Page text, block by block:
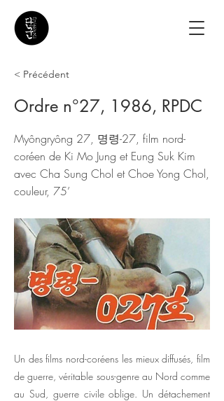
< Précédent
Ordre n°27, 1986, RPDC
Myôngryông 27, 명령-27, film nord-
coréen de Ki Mo Jung et Eung Suk Kim
avec Cha Sung Chol et Choe Yong Chol,
couleur, 75’
Un des films nord-coréens les mieux diffusés, film
de guerre, véritable sous-genre au Nord comme
au Sud, guerre civile oblige. Un détachement